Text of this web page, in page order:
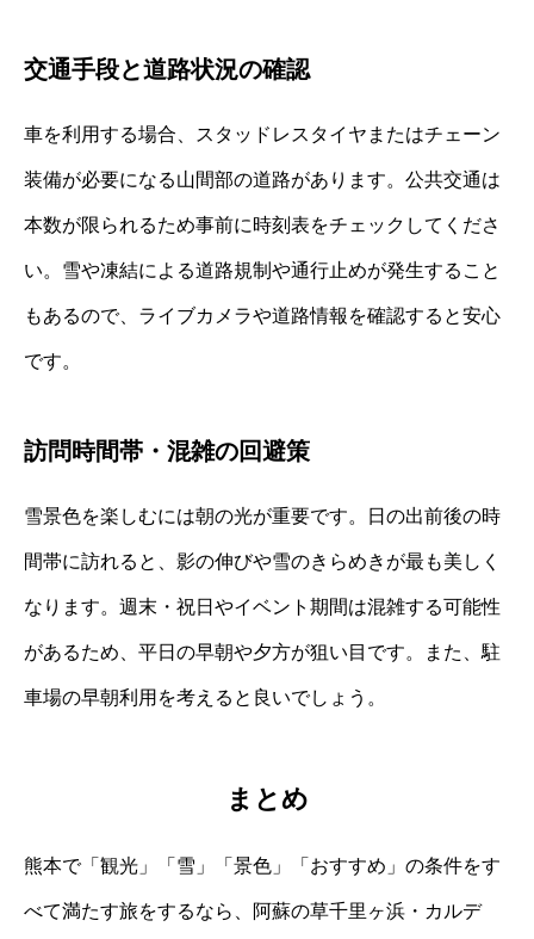
交通手段と道路状況の確認
車を利用する場合、スタッドレスタイヤまたはチェーン
装備が必要になる山間部の道路があります。公共交通は
本数が限られるため事前に時刻表をチェックしてくださ
い。雪や凍結による道路規制や通行止めが発生すること
もあるので、ライブカメラや道路情報を確認すると安心
です。
訪問時間帯・混雑の回避策
雪景色を楽しむには朝の光が重要です。日の出前後の時
間帯に訪れると、影の伸びや雪のきらめきが最も美しく
なります。週末・祝日やイベント期間は混雑する可能性
があるため、平日の早朝や夕方が狙い目です。また、駐
車場の早朝利用を考えると良いでしょう。
まとめ
熊本で「観光」「雪」「景色」「おすすめ」の条件をす
べて満たす旅をするなら、阿蘇の草千里ヶ浜・カルデ